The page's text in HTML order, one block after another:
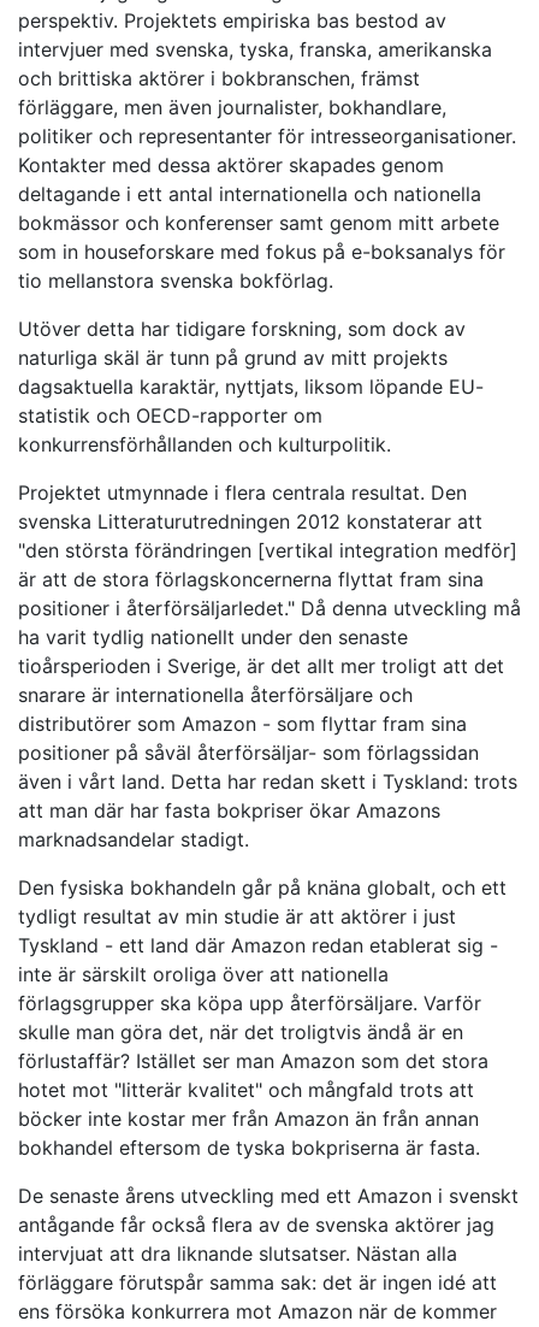
perspektiv. Projektets empiriska bas bestod av
intervjuer med svenska, tyska, franska, amerikanska
och brittiska aktörer i bokbranschen, främst
förläggare, men även journalister, bokhandlare,
politiker och representanter för intresseorganisationer.
Kontakter med dessa aktörer skapades genom
deltagande i ett antal internationella och nationella
bokmässor och konferenser samt genom mitt arbete
som in houseforskare med fokus på e-boksanalys för
tio mellanstora svenska bokförlag.
Utöver detta har tidigare forskning, som dock av
naturliga skäl är tunn på grund av mitt projekts
dagsaktuella karaktär, nyttjats, liksom löpande EU-
statistik och OECD-rapporter om
konkurrensförhållanden och kulturpolitik.
Projektet utmynnade i flera centrala resultat. Den
svenska Litteraturutredningen 2012 konstaterar att
"den största förändringen [vertikal integration medför]
är att de stora förlagskoncernerna flyttat fram sina
positioner i återförsäljarledet." Då denna utveckling må
ha varit tydlig nationellt under den senaste
tioårsperioden i Sverige, är det allt mer troligt att det
snarare är internationella återförsäljare och
distributörer som Amazon - som flyttar fram sina
positioner på såväl återförsäljar- som förlagssidan
även i vårt land. Detta har redan skett i Tyskland: trots
att man där har fasta bokpriser ökar Amazons
marknadsandelar stadigt.
Den fysiska bokhandeln går på knäna globalt, och ett
tydligt resultat av min studie är att aktörer i just
Tyskland - ett land där Amazon redan etablerat sig -
inte är särskilt oroliga över att nationella
förlagsgrupper ska köpa upp återförsäljare. Varför
skulle man göra det, när det troligtvis ändå är en
förlustaffär? Istället ser man Amazon som det stora
hotet mot "litterär kvalitet" och mångfald trots att
böcker inte kostar mer från Amazon än från annan
bokhandel eftersom de tyska bokpriserna är fasta.
De senaste årens utveckling med ett Amazon i svenskt
antågande får också flera av de svenska aktörer jag
intervjuat att dra liknande slutsatser. Nästan alla
förläggare förutspår samma sak: det är ingen idé att
ens försöka konkurrera mot Amazon när de kommer